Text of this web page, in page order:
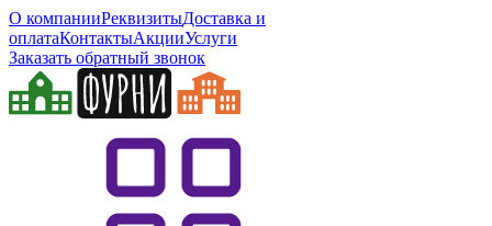
О компанииРеквизитыДоставка и
оплатаКонтактыАкцииУслуги
Заказать обратный звонок